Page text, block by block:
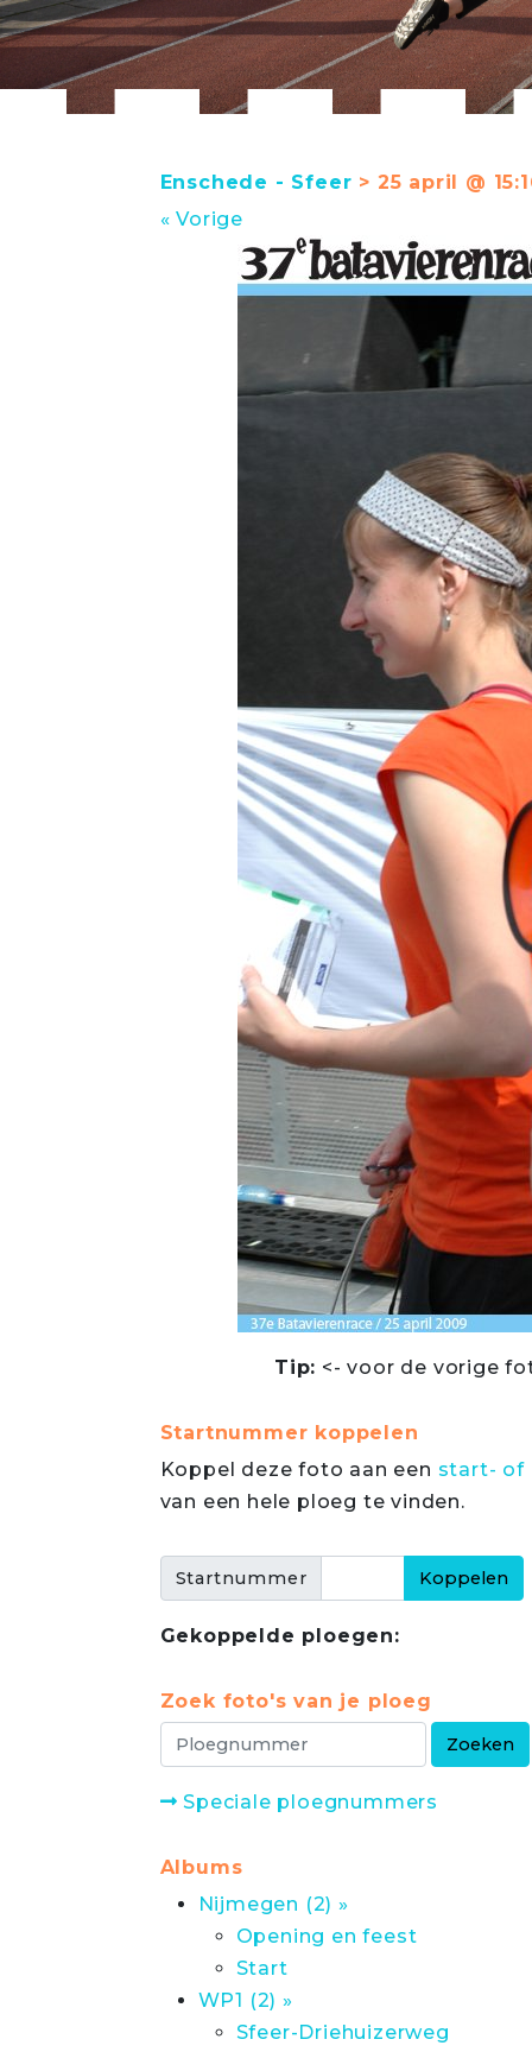
Enschede - Sfeer > 25 april @
« Vorige
Tip: <- voor de vorige
Startnummer koppelen
Koppel deze foto aan een start- of
van een hele ploeg te vinden.
Startnummer
Gekoppelde ploegen:
Zoek foto's van je ploeg
Speciale ploegnummers
Albums
Nijmegen (2) »
Opening en feest
Start
WP1 (2) »
Sfeer-Driehuizerweg